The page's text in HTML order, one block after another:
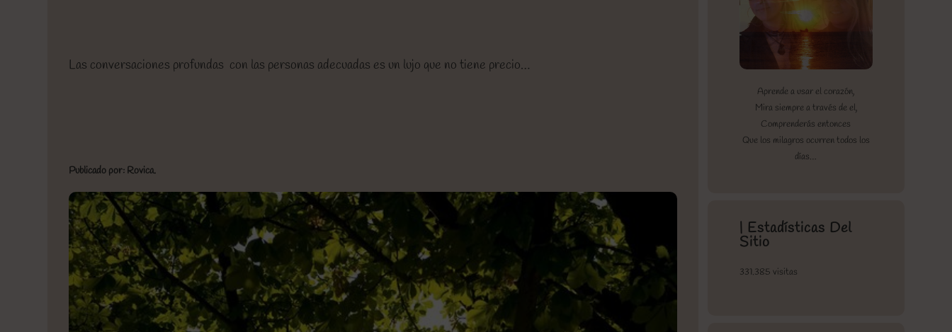
Las conversaciones profundas con las personas adecuadas es un lujo que no tiene precio…
Publicado por: Rovica.
Aprende a usar el corazón,
Mira siempre a través de el,
Comprenderás entonces
Que los milagros ocurren todos los
días…
| Estadísticas Del
Sitio
331.385 visitas